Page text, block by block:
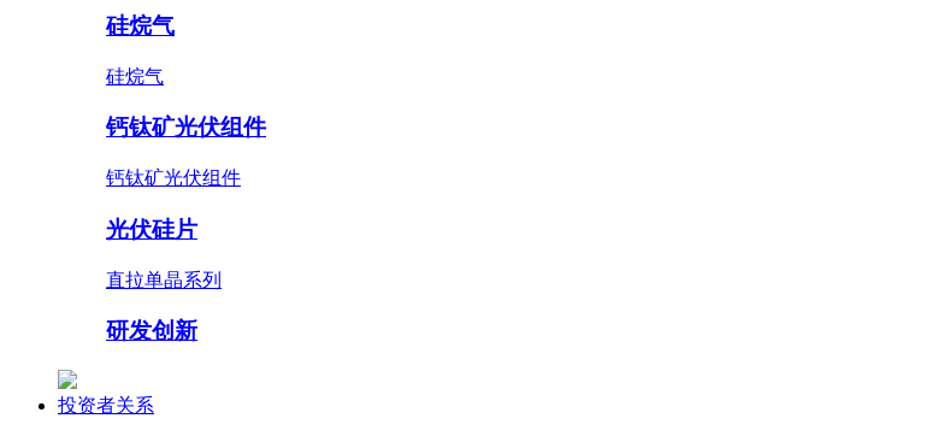
硅烷气
硅烷气
钙钛矿光伏组件
钙钛矿光伏组件
光伏硅片
直拉单晶系列
研发创新
投资者关系